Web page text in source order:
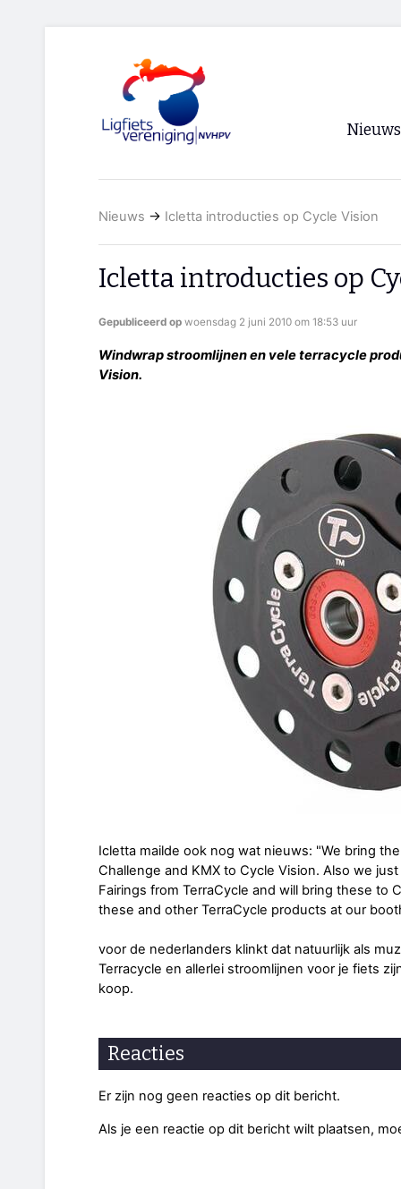
Nieuws
RSS
Nieuws → Icletta introducties op Cycle Vision
Icletta introducties op
Gepubliceerd op woensdag 2 juni 2010 om 18:53 uur
Windwrap stroomlijnen en vele terracycle
Vision.
Icletta mailde ook nog wat nieuws: "We bring
Challenge and KMX to Cycle Vision. Also we
Fairings from TerraCycle and will bring these to
these and other TerraCycle products at our
voor de nederlanders klinkt dat natuurlijk als
Terracycle en allerlei stroomlijnen voor je fiets
koop.
Reacties
Er zijn nog geen reacties op dit bericht.
Als je een reactie op dit bericht wilt plaatsen,